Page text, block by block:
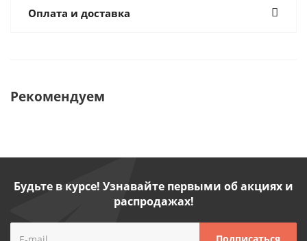
Оплата и доставка
Рекомендуем
Будьте в курсе! Узнавайте первыми об акциях и
распродажах!